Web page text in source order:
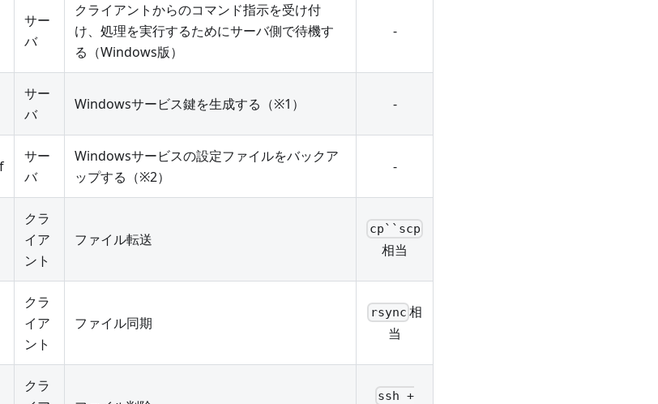
サー
バ
クライアントからのコマンド指示を受け付
け、処理を実行するためにサーバ側で待機す
る（Windows版）
-
サー
バ
Windowsサービス鍵を生成する（※1） -
サー
バ
Windowsサービスの設定ファイルをバックア
ップする（※2）
-
クラ
イア
ント
ファイル転送
cp``scp
相当
クラ
イア
ント
ファイル同期
rsync 相
当
クラ
ssh +